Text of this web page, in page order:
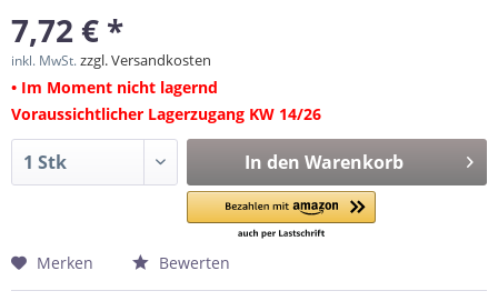
7,72 € *
inkl. MwSt.zzgl. Versandkosten
• Im Moment nicht lagernd
Voraussichtlicher Lagerzugang KW 14/26
In den Warenkorb
Merken Bewerten